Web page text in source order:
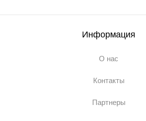
Информация
О нас
Контакты
Партнеры